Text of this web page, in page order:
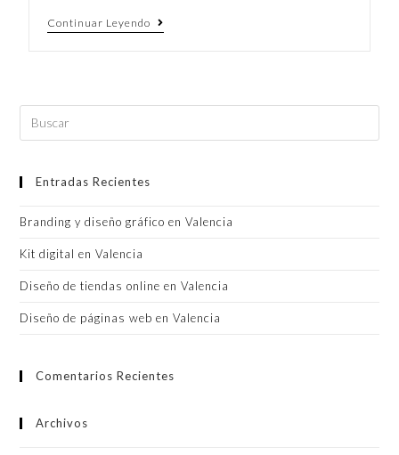
Continuar Leyendo
Entradas Recientes
Branding y diseño gráfico en Valencia
Kit digital en Valencia
Diseño de tiendas online en Valencia
Diseño de páginas web en Valencia
Comentarios Recientes
Archivos